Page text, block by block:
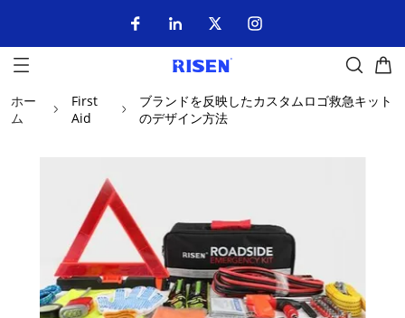
ホー
ム
First
Aid
ブランドを反映したカスタムロゴ救急キット
のデザイン方法